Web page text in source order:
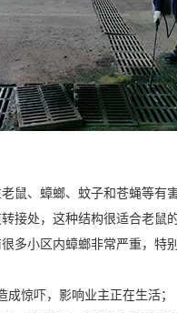
鼠、蟑螂、蚊子和苍蝇等有
接处，这种结构很适合老鼠
多小区内蟑螂非常严重，特
惊吓，影响业主正在生活；